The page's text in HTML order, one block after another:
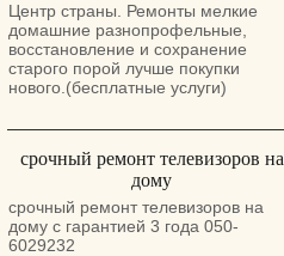
Центр страны. Ремонты мелкие
домашние разнопрофельные,
восстановление и сохранение
старого порой лучше покупки
нового.(бесплатные услуги)
срочный ремонт телевизоров на
дому
срочный ремонт телевизоров на
дому с гарантией 3 года 050-
6029232